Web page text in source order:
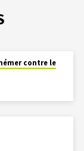
contre le